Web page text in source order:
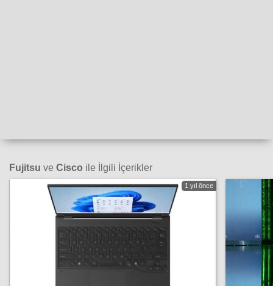
Fujitsu ve Cisco ile İlgili İçerikler
1 yıl önce